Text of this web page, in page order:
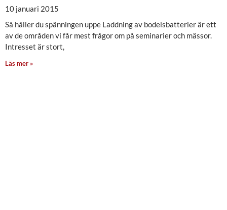
10 januari 2015
Så håller du spänningen uppe Laddning av bodelsbatterier är ett
av de områden vi får mest frågor om på seminarier och mässor.
Intresset är stort,
Läs mer »